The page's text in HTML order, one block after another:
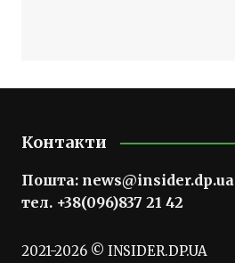
Контакти
Пошта: news@insider.dp.ua
тел. +38(096)837 21 42
2021-2026 © INSIDER.DP.UA